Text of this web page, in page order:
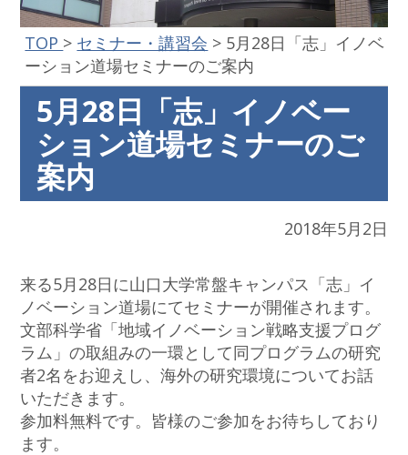
TOP > セミナー・講習会 > 5月28日「志」イノベ
ーション道場セミナーのご案内
5月28日「志」イノベー
ション道場セミナーのご
案内
2018年5月2日
来る5月28日に山口大学常盤キャンパス「志」イ
ノベーション道場にてセミナーが開催されます。
文部科学省「地域イノベーション戦略支援プログ
ラム」の取組みの一環として同プログラムの研究
者2名をお迎えし、海外の研究環境についてお話
いただきます。
参加料無料です。皆様のご参加をお待ちしており
ます。